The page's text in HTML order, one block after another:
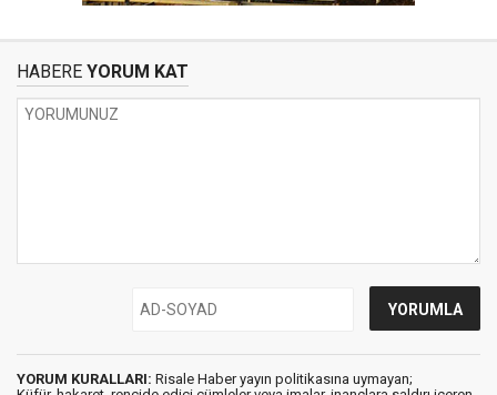
HABERE YORUM KAT
YORUM KURALLARI: Risale Haber yayın politikasına uymayan;